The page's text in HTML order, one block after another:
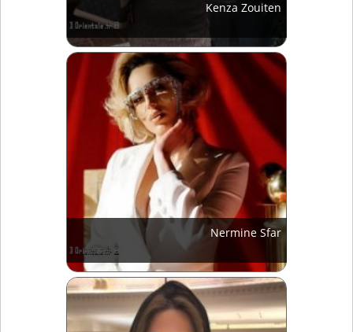
Kenza Zouiten
Nermine Sfar